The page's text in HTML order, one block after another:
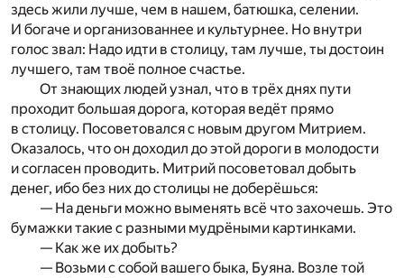
здесь жили лучше, чем в нашем, батюшка, селении.
И богаче и организованнее и культурнее. Но внутри
голос звал: Надо идти в столицу, там лучше, ты достоин
лучшего, там твоё полное счастье.
От знающих людей узнал, что в трёх днях пути
проходит большая дорога, которая ведёт прямо
в столицу. Посоветовался с новым другом Митрием.
Оказалось, что он доходил до этой дороги в молодости
и согласен проводить. Митрий посоветовал добыть
денег, ибо без них до столицы не доберёшься:
— На деньги можно выменять всё что захочешь. Это
бумажки такие с разными мудрёными картинками.
— Как же их добыть?
— Возьми с собой вашего быка, Буяна. Возле той